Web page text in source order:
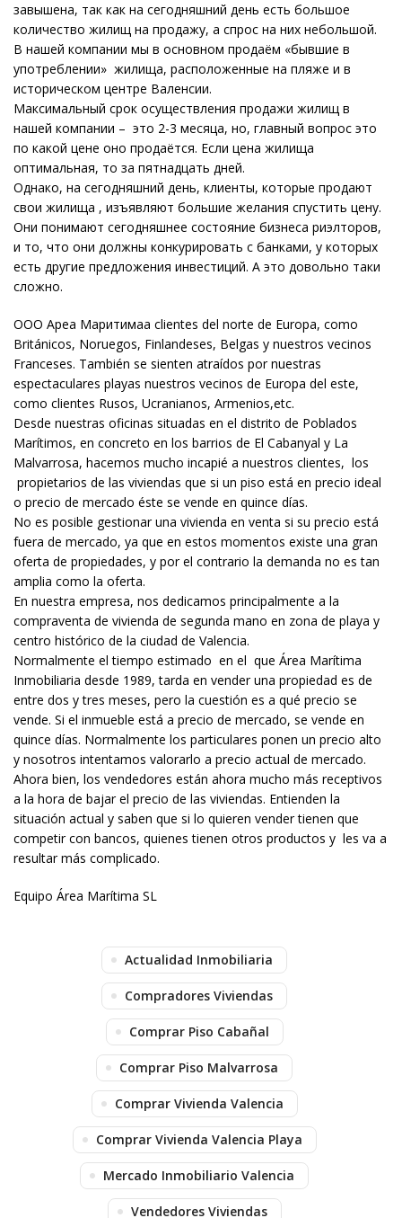
завышена, так как на сегодняшний день есть большое
количество жилищ на продажу, а спрос на них небольшой.
В нашей компании мы в основном продаём «бывшие в
употреблении» жилища, расположенные на пляже и в
историческом центре Валенсии.
Максимальный срок осуществления продажи жилищ в
нашей компании – это 2-3 месяца, но, главный вопрос это
по какой цене оно продаётся. Если цена жилища
оптимальная, то за пятнадцать дней.
Однако, на сегодняшний день, клиенты, которые продают
свои жилища , изъявляют большие желания спустить цену.
Они понимают сегодняшнее состояние бизнеса риэлторов,
и то, что они должны конкурировать с банками, у которых
есть другие предложения инвестиций. А это довольно таки
сложно.
OOO Ареа Маритимаa clientes del norte de Europa, como
Británicos, Noruegos, Finlandeses, Belgas y nuestros vecinos
Franceses. También se sienten atraídos por nuestras
espectaculares playas nuestros vecinos de Europa del este,
como clientes Rusos, Ucranianos, Armenios,etc.
Desde nuestras oficinas situadas en el distrito de Poblados
Marítimos, en concreto en los barrios de El Cabanyal y La
Malvarrosa, hacemos mucho incapié a nuestros clientes, los
propietarios de las viviendas que si un piso está en precio ideal
o precio de mercado éste se vende en quince días.
No es posible gestionar una vivienda en venta si su precio está
fuera de mercado, ya que en estos momentos existe una gran
oferta de propiedades, y por el contrario la demanda no es tan
amplia como la oferta.
En nuestra empresa, nos dedicamos principalmente a la
compraventa de vivienda de segunda mano en zona de playa y
centro histórico de la ciudad de Valencia.
Normalmente el tiempo estimado en el que Área Marítima
Inmobiliaria desde 1989, tarda en vender una propiedad es de
entre dos y tres meses, pero la cuestión es a qué precio se
vende. Si el inmueble está a precio de mercado, se vende en
quince días. Normalmente los particulares ponen un precio alto
y nosotros intentamos valorarlo a precio actual de mercado.
Ahora bien, los vendedores están ahora mucho más receptivos
a la hora de bajar el precio de las viviendas. Entienden la
situación actual y saben que si lo quieren vender tienen que
competir con bancos, quienes tienen otros productos y les va a
resultar más complicado.
Equipo Área Marítima SL
Actualidad Inmobiliaria
Compradores Viviendas
Comprar Piso Cabañal
Comprar Piso Malvarrosa
Comprar Vivienda Valencia
Comprar Vivienda Valencia Playa
Mercado Inmobiliario Valencia
Vendedores Viviendas